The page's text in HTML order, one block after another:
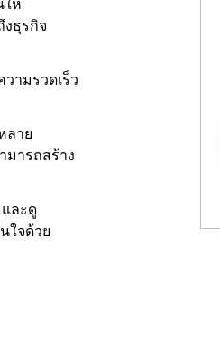
ให้
ธุรกิจ
ามรวดเร็ว
ลาย
มารถสร้าง
ละดู
ใจด้วย